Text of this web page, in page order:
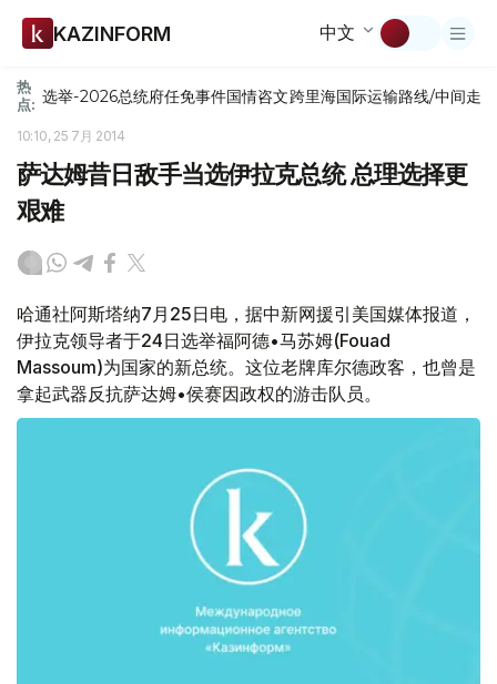
KAZINFORM 中文
热
点: 选举-2026总统府任免事件国情咨文跨里海国际运输路线/中间走廊
10:10, 25 7月 2014
萨达姆昔日敌手当选伊拉克总统 总理选择更
艰难
哈通社阿斯塔纳7月25日电，据中新网援引美国媒体报道，
伊拉克领导者于24日选举福阿德•马苏姆(Fouad
Massoum)为国家的新总统。这位老牌库尔德政客，也曾是
拿起武器反抗萨达姆•侯赛因政权的游击队员。